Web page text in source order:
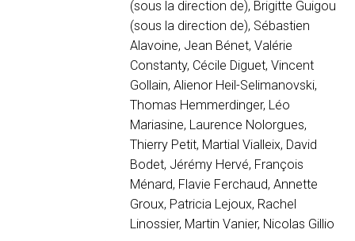
(sous la direction de), Brigitte Guigou
(sous la direction de), Sébastien
Alavoine, Jean Bénet, Valérie
Constanty, Cécile Diguet, Vincent
Gollain, Alienor Heil-Selimanovski,
Thomas Hemmerdinger, Léo
Mariasine, Laurence Nolorgues,
Thierry Petit, Martial Vialleix, David
Bodet, Jérémy Hervé, François
Ménard, Flavie Ferchaud, Annette
Groux, Patricia Lejoux, Rachel
Linossier, Martin Vanier, Nicolas Gillio